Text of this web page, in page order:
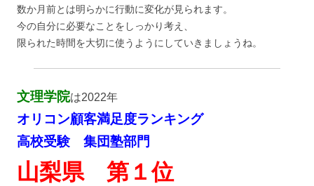
数か月前とは明らかに行動に変化が見られます。
今の自分に必要なことをしっかり考え、
限られた時間を大切に使うようにしていきましょうね。
文理学院は2022年
オリコン顧客満足度ランキング
高校受験 集団塾部門
山梨県 第１位